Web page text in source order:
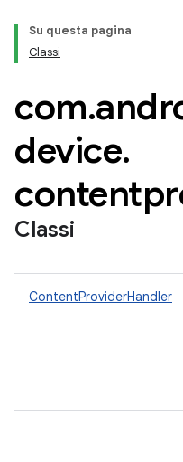
Su questa pagina
Classi
com.
device.
Classi
ContentProviderHandler